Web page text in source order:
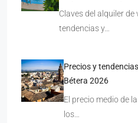
Claves del alquiler de
tendencias y…
Precios y
Bétera 2026
El precio medio de
los…